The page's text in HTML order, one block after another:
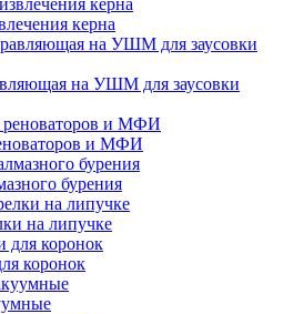
керна
на УШМ для заусовки
и МФИ
бурения
на липучке
коронок